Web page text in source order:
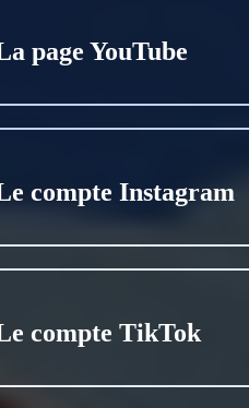
page YouTube
compte Instagram
compte TikTok